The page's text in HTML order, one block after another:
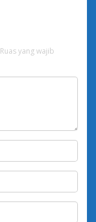
Ruas yang wajib